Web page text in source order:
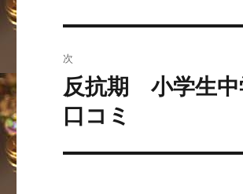
ゲ
ー
の
投
次
次
の
投
稿:
反抗期 小学生中
口コミ